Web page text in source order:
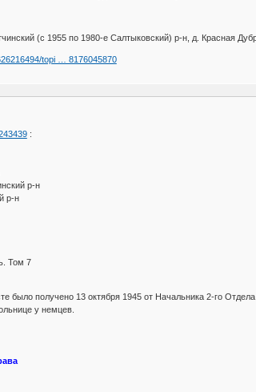
(с 1955 по 1980-е Салтыковский) р-н, д. Красная
topi … 8176045870
:
р-н
р-н
Том 7
было получено 13 октября 1945 от Начальника 2-го
у немцев.